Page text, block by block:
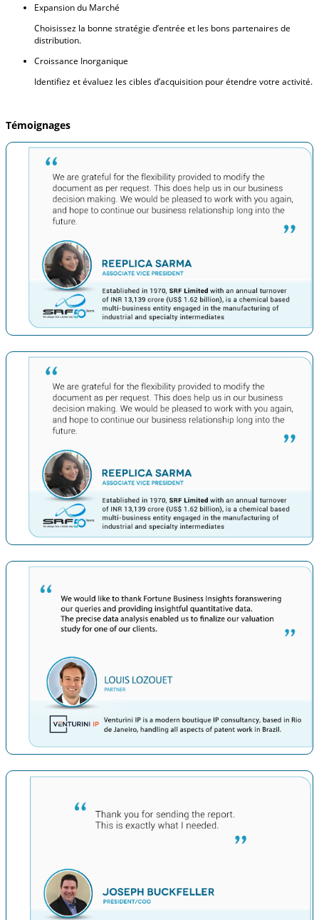
Expansion du Marché
Choisissez la bonne stratégie d’entrée et les bons partenaires de
distribution.
Croissance Inorganique
Identifiez et évaluez les cibles d’acquisition pour étendre votre activité.
Témoignages